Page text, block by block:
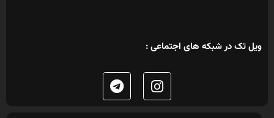
ویل تک در شبکه های اجتماعی :